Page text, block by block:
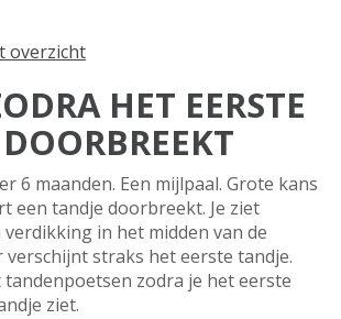
overzicht
HET EERSTE
6 maanden. Een mijlpaal. Grote kans
een tandje doorbreekt. Je ziet
verdikking in het midden van de
verschijnt straks het eerste tandje.
zodra je het eerste
ziet.